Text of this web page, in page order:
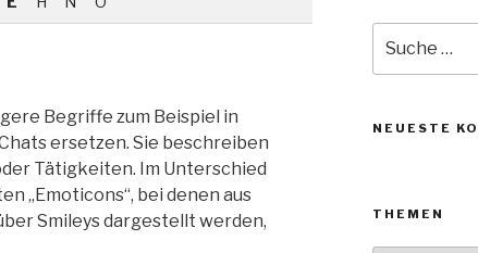
Begriffe zum Beispiel in
ersetzen. Sie beschreiben
Tätigkeiten. Im Unterschied
„Emoticons“, bei denen aus
Smileys dargestellt werden,
nach:
NEUESTE
THEMEN